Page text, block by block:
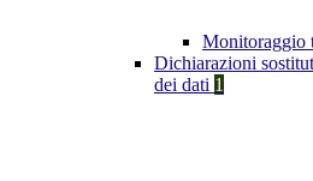
Monitoraggio
Dichiarazioni
dei dati 1